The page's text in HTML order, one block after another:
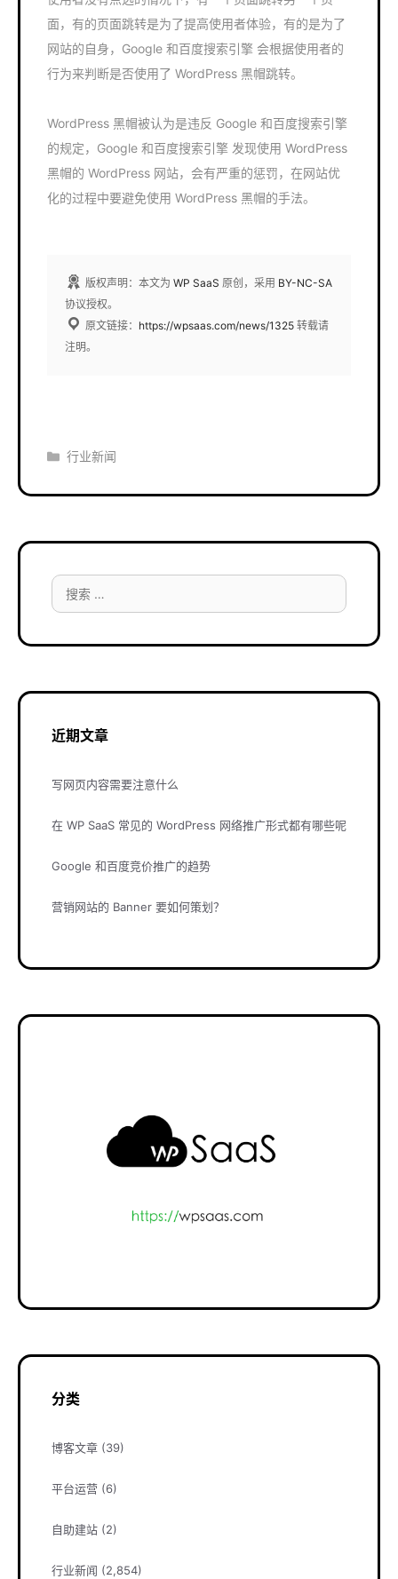
面，有的页面跳转是为了提高使用者体验，有的是为了
网站的自身，Google 和百度搜索引擎 会根据使用者的
行为来判断是否使用了 WordPress 黑帽跳转。
WordPress 黑帽被认为是违反 Google 和百度搜索引擎
的规定，Google 和百度搜索引擎 发现使用 WordPress
黑帽的 WordPress 网站，会有严重的惩罚，在网站优
化的过程中要避免使用 WordPress 黑帽的手法。
版权声明：本文为 WP SaaS 原创，采用 BY-NC-SA
协议授权。
原文链接： https://wpsaas.com/news/1325 转载请
注明。
分
行业新闻
搜
索：
近期文章
写网页内容需要注意什么
在 WP SaaS 常见的 WordPress 网络推广形式都有哪些呢
Google 和百度竞价推广的趋势
营销网站的 Banner 要如何策划？
分类
博客文章 (39)
平台运营 (6)
自助建站 (2)
行业新闻 (2,854)